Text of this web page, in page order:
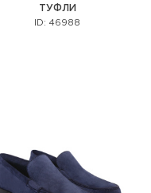
ТУФЛИ
ID: 46988